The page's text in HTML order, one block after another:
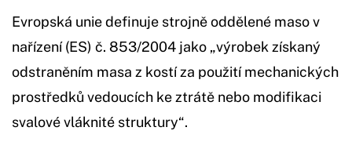
Evropská unie definuje strojně oddělené maso v
nařízení (ES) č. 853/2004 jako „výrobek získaný
odstraněním masa z kostí za použití mechanických
prostředků vedoucích ke ztrátě nebo modifikaci
svalové vláknité struktury“.